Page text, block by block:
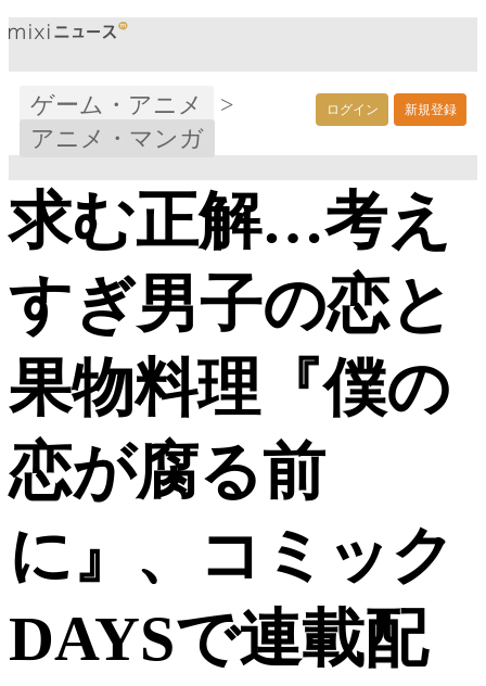
ログイン 新規登録
ゲーム・アニメ
>
アニメ・マンガ
求む正解…考え
すぎ男子の恋と
果物料理『僕の
恋が腐る前
に』、コミック
DAYSで連載配